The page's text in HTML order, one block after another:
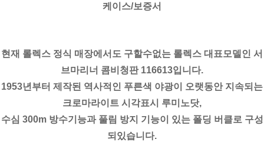
케이스/보증서
현재 롤렉스 정식 매장에서도 구할수없는 롤렉스 대표모델인 서
브마리너 콤비청판 116613입니다.
1953년부터 제작된 역사적인 푸른색 야광이 오랫동안 지속되는
크로마라이트 시각표시 루미노닷,
수심 300m 방수기능과 풀림 방지 기능이 있는 폴딩 버클로 구성
되있습니다.